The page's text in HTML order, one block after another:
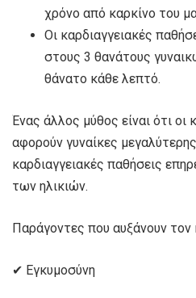
χρόνο από καρκίνο του
Οι καρδιαγγειακές
στους 3 θανάτους
θάνατο κάθε λεπτό.
Ένας άλλος μύθος είναι ότι οι
αφορούν γυναίκες
καρδιαγγειακές παθήσεις
των ηλικιών.
Παράγοντες που αυξάνουν τον
✔ Εγκυμοσύνη